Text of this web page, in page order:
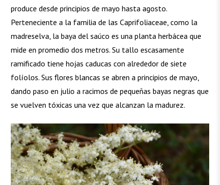
produce desde principios de mayo hasta agosto.
Perteneciente a la familia de las Caprifoliaceae, como la
madreselva, la baya del saúco es una planta herbácea que
mide en promedio dos metros. Su tallo escasamente
ramificado tiene hojas caducas con alrededor de siete
folíolos. Sus flores blancas se abren a principios de mayo,
dando paso en julio a racimos de pequeñas bayas negras que
se vuelven tóxicas una vez que alcanzan la madurez.